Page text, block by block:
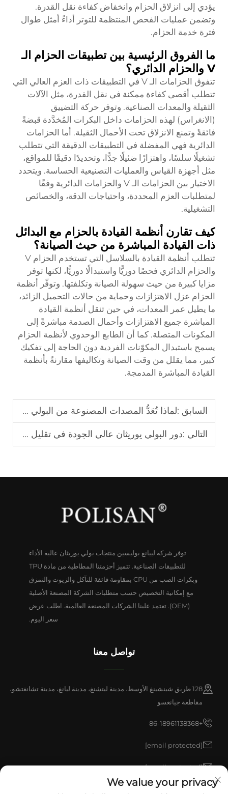
يؤدي إلى انزلاق الحزام وانخفاض كفاءة نقل القدرة.
وتضمن عمليات الفحص المنتظمة للتوتر أداءً أمثل طوال
فترة خدمة الحزام.
ما الفروق الرئيسية بين تطبيقات الحزام الـ
V والحزام الدائري؟
تتفوق الحزامات الـ V في التطبيقات ذات العزم العالي التي
تتطلب أقصى كفاءة ممكنة في نقل القدرة، مثل الآلات
الثقيلة والمعدات الصناعية. وتوفر حركة التضييق
(الانغراس) لهذه الحزامات داخل البكرات المُخدَّدة قبضةً
فائقةً وتمنع الانزلاق تحت الأحمال الثقيلة. أما الحزامات
الدائرية فهي المفضلة في التطبيقات الدقيقة التي تتطلب
تشغيلًا سلسًا، واهتزازًا ضئيلًا جدًّا، وتحديدًا دقيقًا للمواقع،
مثل أجهزة القياس والعمليات التصنيعية الحساسة. ويتحدد
الاختيار بين الحزامات الـ V والحزامات الدائرية وفقًا
لمتطلبات العزم المحددة، واحتياجات الدقة، والخصائص
التشغيلية.
كيف تقارن أنظمة القيادة بالحزام مع البدائل
ذات القيادة المباشرة من حيث الصيانة؟
تتطلب أنظمة القيادة بالسلاسل التي تستخدم الحزام V
والحزام الدائري فحصًا دوريًّا واستبدالًا دوريًّا، لكنها توفر
مزايا كبيرة من حيث سهولة الصيانة وتكلفتها. وتوفّر أنظمة
الحزام عزل الاهتزازات وحماية من حالات التحميل الزائد،
ما يطيل عمر المعدات، في حين تنقل أنظمة القيادة
المباشرة جميع الاهتزازات وأحمال الصدمة مباشرةً إلى
المكونات المتصلة. كما أن الطابع الوحدوي لأنظمة الحزام
يسمح باستبدال المكوّنات الفردية دون الحاجة إلى تفكيك
كبير، مما يقلل من وقت الصيانة وتكاليفها مقارنةً بأنظمة
القيادة المباشرة المدمجة.
السابق :لماذا تُعَدُّ المصدات المصنوعة من البولي يوريثان أفضل وسيلة للحماية في أرصفة التحميل الصناعية.
التالي :دور البولي يوريثان عالي الجودة في تقليل الضوضاء والاهتزازات الصادرة عن الآلات
توفر شركة لييانغ بوليسين منتجات بولي يوريثان عالية الأداء
للتطبيقات الصناعية. تتميز أحزمتنا المطاطية من مادة TPU
وبكرات الصب من CPU بمقاومة فائقة للتآكل والزيوت والتمزق
مع إمكانية التخصيص حسب متطلبات الشركة المصنعة الأصلية
(OEM). تعتمد علينا الشركات المصنعة العالمية. اطلب عرض
سعر اليوم.
تواصل معنا
128 طريق شينشينغ الأوسط، مدينة ليتشنغ، مدينة ليانغ، مدينة تشانغتشو،
مقاطعة جيانغسو
+86-18961138368
[email protected]
[email protected]
We value your privacy